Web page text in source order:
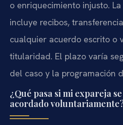
o enriquecimiento injusto.
incluye recibos,
cualquier acuerdo escrito o
titularidad. El plazo varía
del caso y la programación
¿Qué pasa si mi expareja
acordado